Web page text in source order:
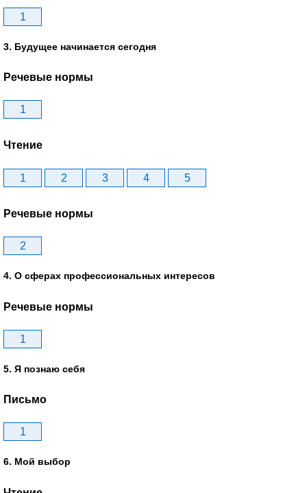
1
3. Будущее начинается сегодня
Речевые нормы
1
Чтение
1 2 3 4 5
Речевые нормы
2
4. О сферах профессиональных интересов
Речевые нормы
1
5. Я познаю себя
Письмо
1
6. Мой выбор